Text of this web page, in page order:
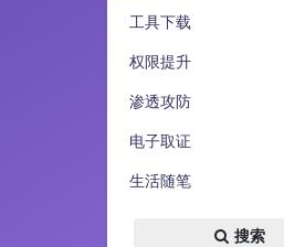
工具下载
权限提升
渗透攻防
电子取证
生活随笔
搜索